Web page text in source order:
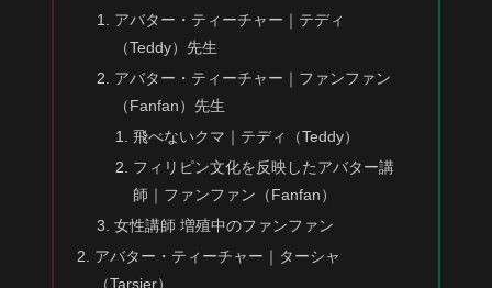
アバター・ティーチャー｜テディ
（Teddy）先生
アバター・ティーチャー｜ファンファン
（Fanfan）先生
飛べないクマ｜テディ（Teddy）
フィリピン文化を反映したアバター講
師｜ファンファン（Fanfan）
女性講師 増殖中のファンファン
アバター・ティーチャー｜ターシャ
（Tarsier）